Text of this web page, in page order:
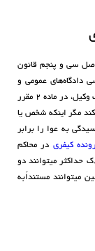
سی و پنجم قانون
دادگاه‌های عمومی و
انقلاب در امور مدتی نیز با تأکید بر حق متداعیین در انتخاب وکیل، در ماده ۲ مقرر
مگر اینکه شخص یا
به عوا را برابر
کیفری در محاکم
مستنداً به تبصره ماده ٣۴۶ق.آ.د.ک حداکثر میتوانند دو
میتوانند مستنداًبه